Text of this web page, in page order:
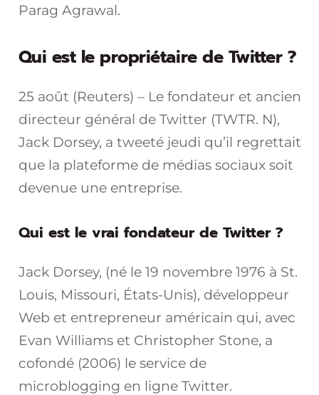
Parag Agrawal.
Qui est le propriétaire de Twitter ?
25 août (Reuters) – Le fondateur et ancien
directeur général de Twitter (TWTR. N),
Jack Dorsey, a tweeté jeudi qu’il regrettait
que la plateforme de médias sociaux soit
devenue une entreprise.
Qui est le vrai fondateur de Twitter ?
Jack Dorsey, (né le 19 novembre 1976 à St.
Louis, Missouri, États-Unis), développeur
Web et entrepreneur américain qui, avec
Evan Williams et Christopher Stone, a
cofondé (2006) le service de
microblogging en ligne Twitter.